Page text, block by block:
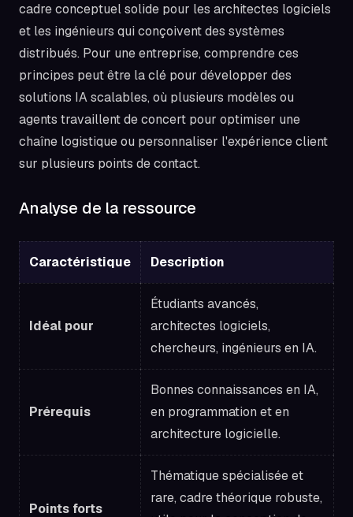
cadre conceptuel solide pour les architectes logiciels
et les ingénieurs qui conçoivent des systèmes
distribués. Pour une entreprise, comprendre ces
principes peut être la clé pour développer des
solutions IA scalables, où plusieurs modèles ou
agents travaillent de concert pour optimiser une
chaîne logistique ou personnaliser l'expérience client
sur plusieurs points de contact.
Analyse de la ressource
Caractéristique Description
Idéal pour
Étudiants avancés,
architectes logiciels,
chercheurs, ingénieurs en IA.
Prérequis
Bonnes connaissances en IA,
en programmation et en
architecture logicielle.
Points forts
Thématique spécialisée et
rare, cadre théorique robuste,